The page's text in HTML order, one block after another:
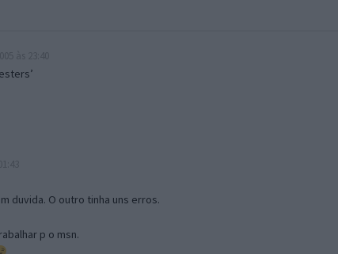
duvida. O outro tinha uns erros.
p o msn.